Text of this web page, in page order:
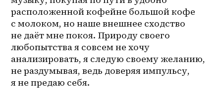
расположенной кофейне большой кофе
с молоком, но наше внешнее сходство
не даёт мне покоя. Природу своего
любопытства я совсем не хочу
анализировать, я следую своему желанию,
не раздумывая, ведь доверяя импульсу,
я не предаю себя.